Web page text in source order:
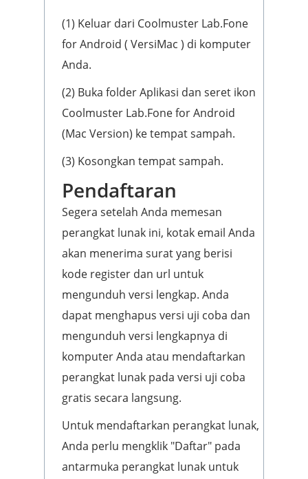
(1) Keluar dari Coolmuster Lab.Fone
for Android ( VersiMac ) di komputer
Anda.
(2) Buka folder Aplikasi dan seret ikon
Coolmuster Lab.Fone for Android
(Mac Version) ke tempat sampah.
(3) Kosongkan tempat sampah.
Pendaftaran
Segera setelah Anda memesan
perangkat lunak ini, kotak email Anda
akan menerima surat yang berisi
kode register dan url untuk
mengunduh versi lengkap. Anda
dapat menghapus versi uji coba dan
mengunduh versi lengkapnya di
komputer Anda atau mendaftarkan
perangkat lunak pada versi uji coba
gratis secara langsung.
Untuk mendaftarkan perangkat lunak,
Anda perlu mengklik "Daftar" pada
antarmuka perangkat lunak untuk